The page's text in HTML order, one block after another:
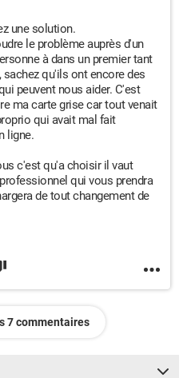
une solution.
le problème auprès d'un
à dans un premier tant
sachez qu'ils ont encore des
peuvent nous aider. C'est
ma carte grise car tout venait
qui avait mal fait
ligne.
c'est qu'a choisir il vaut
qui vous prendra
de tout changement de
7 commentaires